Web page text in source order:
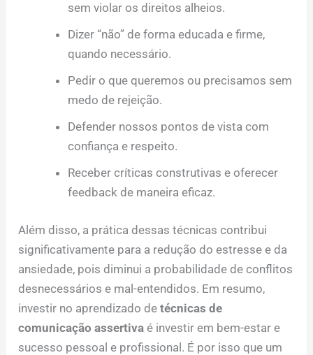
sem violar os direitos alheios.
Dizer “não” de forma educada e firme,
quando necessário.
Pedir o que queremos ou precisamos sem
medo de rejeição.
Defender nossos pontos de vista com
confiança e respeito.
Receber críticas construtivas e oferecer
feedback de maneira eficaz.
Além disso, a prática dessas técnicas contribui
significativamente para a redução do estresse e da
ansiedade, pois diminui a probabilidade de conflitos
desnecessários e mal-entendidos. Em resumo,
investir no aprendizado detécnicas de
comunicação assertiva é investir em bem-estar e
sucesso pessoal e profissional. É por isso que um